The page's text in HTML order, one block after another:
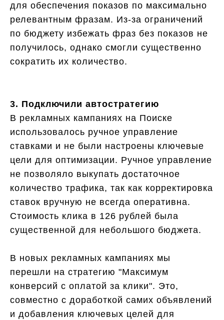
для обеспечения показов по максимально
релевантным фразам. Из-за ограничений
по бюджету избежать фраз без показов не
получилось, однако смогли существенно
сократить их количество.
3. Подключили автостратегию
В рекламных кампаниях на Поиске
использовалось ручное управление
ставками и не были настроены ключевые
цели для оптимизации. Ручное управление
не позволяло выкупать достаточное
количество трафика, так как корректировка
ставок вручную не всегда оперативна.
Стоимость клика в 126 рублей была
существенной для небольшого бюджета.
В новых рекламных кампаниях мы
перешли на стратегию "Максимум
конверсий с оплатой за клики". Это,
совместно с доработкой самих объявлений
и добавления ключевых целей для